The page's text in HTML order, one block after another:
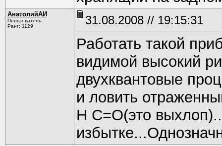
АнатолийАИ
Пользователь
Ранг: 1129
31.08.2008 // 19:15:31
Работать такой
видимой высокий
двухквантовые
и ловить
Н С=О(это